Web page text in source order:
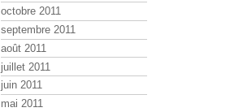
octobre 2011
septembre 2011
août 2011
juillet 2011
juin 2011
mai 2011